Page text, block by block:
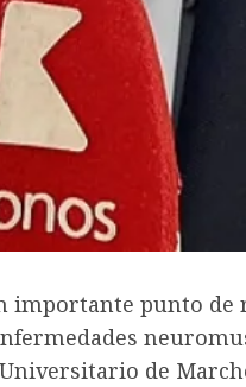
importante punto de
de